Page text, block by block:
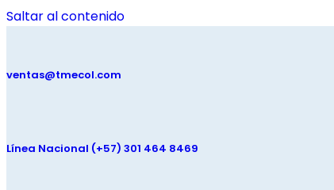
Saltar al contenido
ventas@tmecol.com
Línea Nacional (+57) 301 464 8469